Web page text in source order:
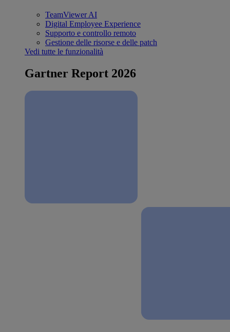
TeamViewer AI
Digital Employee Experience
Supporto e controllo remoto
Gestione delle risorse e delle patch
Vedi tutte le funzionalità
Gartner Report 2026